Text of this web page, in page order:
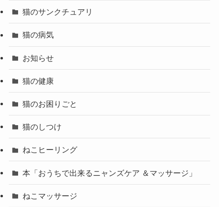
猫のサンクチュアリ
猫の病気
お知らせ
猫の健康
猫のお困りごと
猫のしつけ
ねこヒーリング
本「おうちで出来るニャンズケア ＆マッサージ」
ねこマッサージ